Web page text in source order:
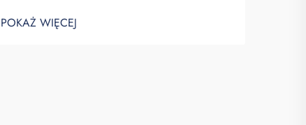
skórze. Uważam, że ważnym czynnikiem
POKAŻ WIĘCEJ